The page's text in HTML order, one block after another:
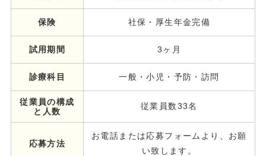
保険 社保・厚生年金完備
試用期間 3ヶ月
診療科目 一般・小児・予防・訪問
従業員の構成
と人数
従業員数33名
応募方法
お電話または応募フォームより、お願
い致します。